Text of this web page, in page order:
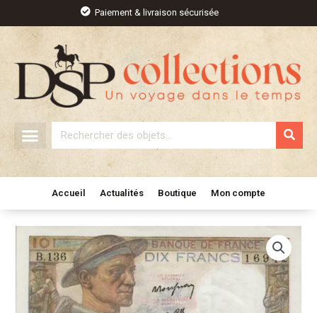
contenu
Paiement & livraison sécurisée
Rechercher
Accueil Actualités Boutique Mon compte